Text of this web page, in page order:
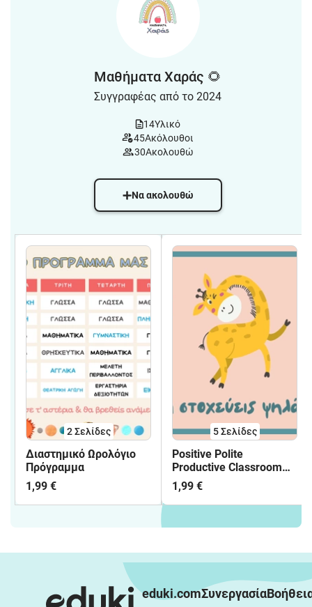
Μαθήματα Χαράς 🌻
Συγγραφέας από το 2024
14Υλικό
45Ακόλουθοι
30Ακολουθώ
Να ακολουθώ
2Σελίδες
Διαστημικό Ωρολόγιο
Πρόγραμμα
1,99 €
5Σελίδες
Positive Polite
Productive Classroom
Motivation Poster
1,99 €
eduki.comΣυνεργασία